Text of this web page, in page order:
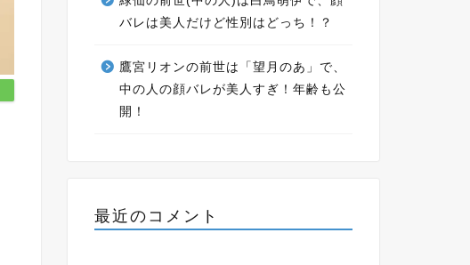
バレは美人だけど性別はどっち！？
鷹宮リオンの前世は「望月のあ」で、
中の人の顔バレが美人すぎ！年齢も公
開！
最近のコメント